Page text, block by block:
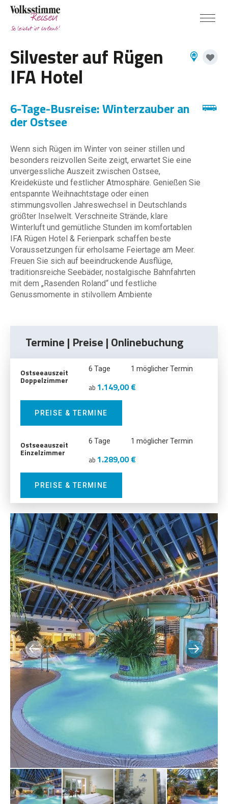
Silvester auf Rügen
IFA Hotel
6-Tage-Busreise: Winterzauber an
der Ostsee
Wenn sich Rügen im Winter von seiner stillen und
besonders reizvollen Seite zeigt, erwartet Sie eine
unvergessliche Auszeit zwischen Ostsee,
Kreideküste und festlicher Atmosphäre. Genießen Sie
entspannte Weihnachtstage oder einen
stimmungsvollen Jahreswechsel in Deutschlands
größter Inselwelt. Verschneite Strände, klare
Winterluft und gemütliche Stunden im komfortablen
IFA Rügen Hotel & Ferienpark schaffen beste
Voraussetzungen für erholsame Feiertage am Meer.
Freuen Sie sich auf beeindruckende Ausflüge,
traditionsreiche Seebäder, nostalgische Bahnfahrten
mit dem „Rasenden Roland“ und festliche
Genussmomente in stilvollem Ambiente
Termine | Preise | Onlinebuchung
Ostseeauszeit
Doppelzimmer
6 Tage 1 möglicher Termin
ab 1.149,00 €
PREISE & TERMINE
Ostseeauszeit
Einzelzimmer
6 Tage 1 möglicher Termin
ab 1.289,00 €
PREISE & TERMINE